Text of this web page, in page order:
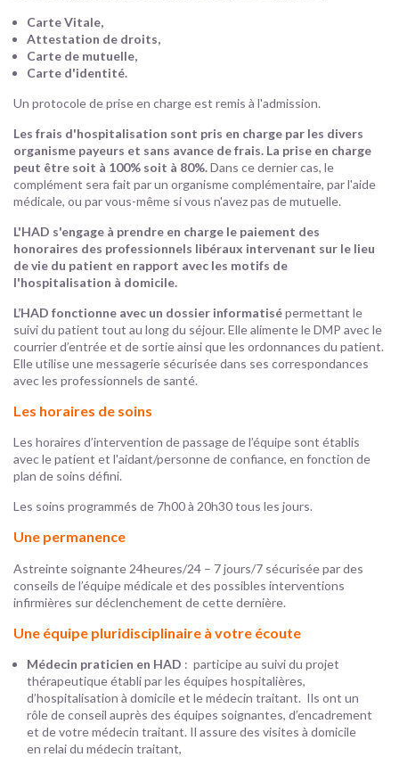
Carte Vitale,
Attestation de droits,
Carte de mutuelle,
Carte d'identité.
Un protocole de prise en charge est remis à l'admission.
Les frais d'hospitalisation sont pris en charge par les divers
organisme payeurs et sans avance de frais. La prise en charge
peut être soit à 100% soit à 80%.Dans ce dernier cas, le
complément sera fait par un organisme complémentaire, par l'aide
médicale, ou par vous-même si vous n'avez pas de mutuelle.
L'HAD s'engage à prendre en charge le paiement des
honoraires des professionnels libéraux intervenant sur le lieu
de vie du patient en rapport avec les motifs de
l'hospitalisation à domicile.
L’HAD fonctionne avec un dossier informatisépermettant le
suivi du patient tout au long du séjour. Elle alimente le DMP avec le
courrier d’entrée et de sortie ainsi que les ordonnances du patient.
Elle utilise une messagerie sécurisée dans ses correspondances
avec les professionnels de santé.
Les horaires de soins
Les horaires d’intervention de passage de l’équipe sont établis
avec le patient et l'aidant/personne de confiance, en fonction de
plan de soins défini.
Les soins programmés de 7h00 à 20h30 tous les jours.
Une permanence
Astreinte soignante 24heures/24 – 7 jours/7 sécurisée par des
conseils de l’équipe médicale et des possibles interventions
infirmières sur déclenchement de cette dernière.
Une équipe pluridisciplinaire à votre écoute
Médecin praticien en HAD : participe au suivi du projet
thérapeutique établi par les équipes hospitalières,
d’hospitalisation à domicile et le médecin traitant. Ils ont un
rôle de conseil auprès des équipes soignantes, d’encadrement
et de votre médecin traitant. Il assure des visites à domicile
en relai du médecin traitant,